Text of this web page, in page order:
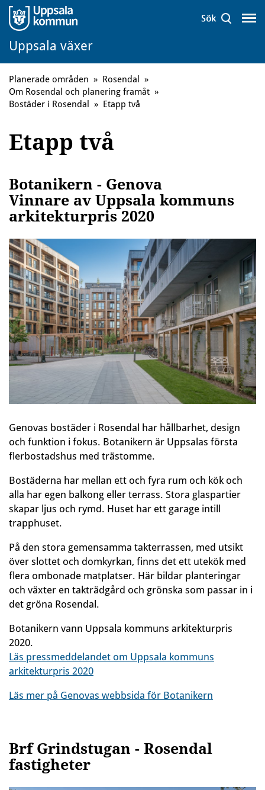
Uppsala växer
Planerade områden » Rosendal
»
Om Rosendal och planering framåt »
Bostäder i Rosendal
» Etapp två
Etapp två
Botanikern - Genova
Vinnare av Uppsala kommuns
arkitekturpris 2020
Genovas bostäder i Rosendal har hållbarhet, design
och funktion i fokus. Botanikern är Uppsalas första
flerbostadshus med trästomme.
Bostäderna har mellan ett och fyra rum och kök och
alla har egen balkong eller terrass. Stora glaspartier
skapar ljus och rymd. Huset har ett garage intill
trapphuset.
På den stora gemensamma takterrassen, med utsikt
över slottet och domkyrkan, finns det ett utekök med
flera ombonade matplatser. Här bildar planteringar
och växter en takträdgård och grönska som passar in i
det gröna Rosendal.
Botanikern vann Uppsala kommuns arkitekturpris
2020.
Läs pressmeddelandet om Uppsala kommuns
arkitekturpris 2020
Läs mer på Genovas webbsida för Botanikern
Brf Grindstugan - Rosendal
fastigheter